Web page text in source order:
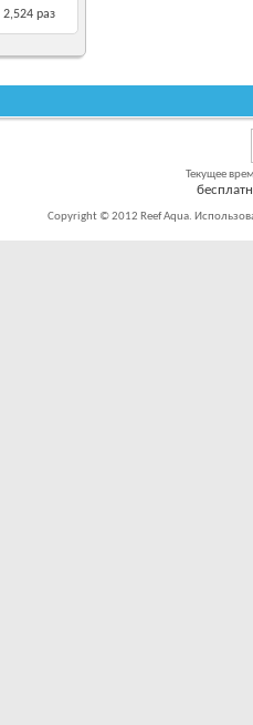
2,524 раз
Текущее
Copyright © 2012 Reef Aqua.